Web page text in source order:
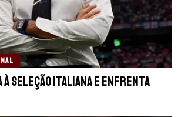
Seleção Italiana e enfrenta